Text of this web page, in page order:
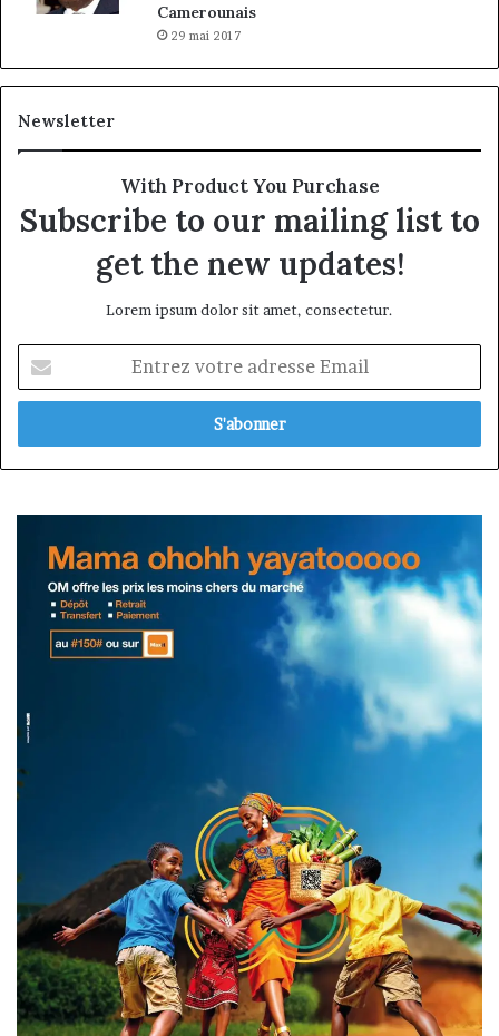
Camerounais
29 mai 2017
Newsletter
With Product You Purchase
Subscribe to our mailing list to
get the new updates!
Lorem ipsum dolor sit amet, consectetur.
votre
adresse